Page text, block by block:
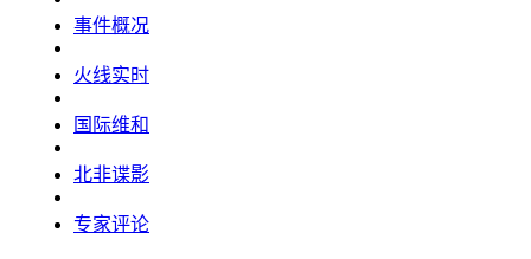
事件概况
火线实时
国际维和
北非谍影
专家评论